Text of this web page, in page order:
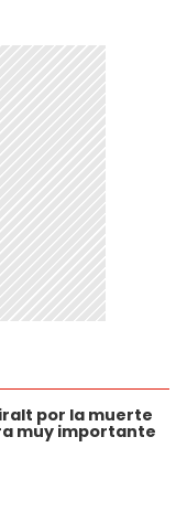
por la muerte
muy importante